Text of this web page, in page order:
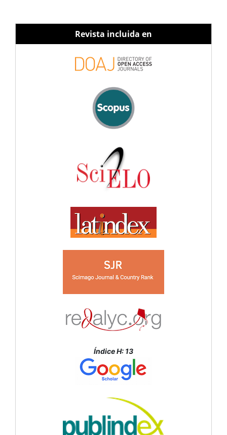
Revista incluida en
Índice H: 13